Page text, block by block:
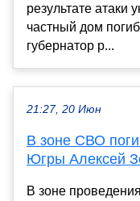
результате атаки
частный дом
губернатор р...
21:27, 20 Июн
В зоне СВО
Югры Алексей
В зоне